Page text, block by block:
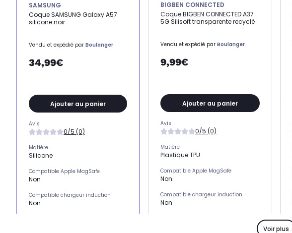
SAMSUNG
Coque SAMSUNG Galaxy A57
silicone noir
Vendu et expédié par Boulanger
34,99€
Ajouter au panier
Avis
0/5 (0)
Matière
Silicone
Compatible Apple MagSafe
Non
Compatible chargeur induction
Non
BIGBEN CONNECTED
Coque BIGBEN CONNECTED A37
5G Silisoft transparente recyclé
Vendu et expédié par Boulanger
9,99€
Ajouter au panier
Avis
0/5 (0)
Matière
Plastique TPU
Compatible Apple MagSafe
Non
Compatible chargeur induction
Non
Voir plus